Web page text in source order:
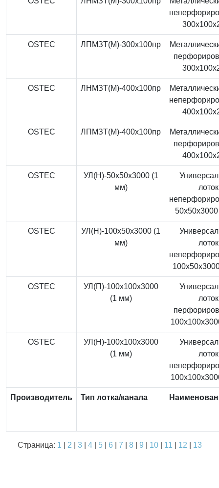
OSTEC ЛПМЗТ(М)-300x100пр
OSTEC ЛНМЗТ(М)-400x100пр
OSTEC ЛПМЗТ(М)-400x100пр
OSTEC
УЛ(Н)-50x50x3000 (1
мм)
лоток
OSTEC
УЛ(Н)-100x50x3000 (1
мм)
лоток
OSTEC
УЛ(П)-100x100x3000
(1 мм)
лоток
OSTEC
УЛ(Н)-100x100x3000
(1 мм)
лоток
Производитель Тип лотка/канала
Страница: 1 2 3| 4| 5| 6 7 8| 9 10| 11 12 13